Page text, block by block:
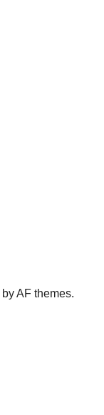
by AF themes.